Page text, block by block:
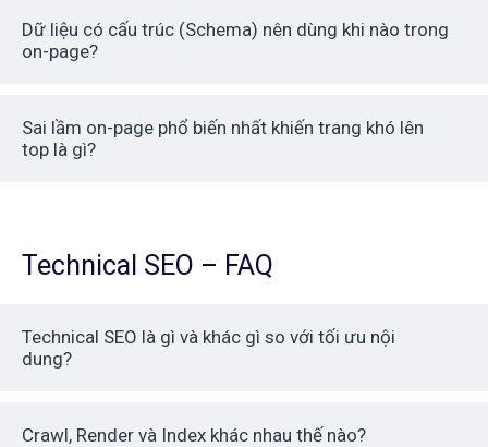
Dữ liệu có cấu trúc (Schema) nên dùng khi nào trong
on-page?
Sai lầm on-page phổ biến nhất khiến trang khó lên
top là gì?
Technical SEO – FAQ
Technical SEO là gì và khác gì so với tối ưu nội
dung?
Crawl, Render và Index khác nhau thế nào?